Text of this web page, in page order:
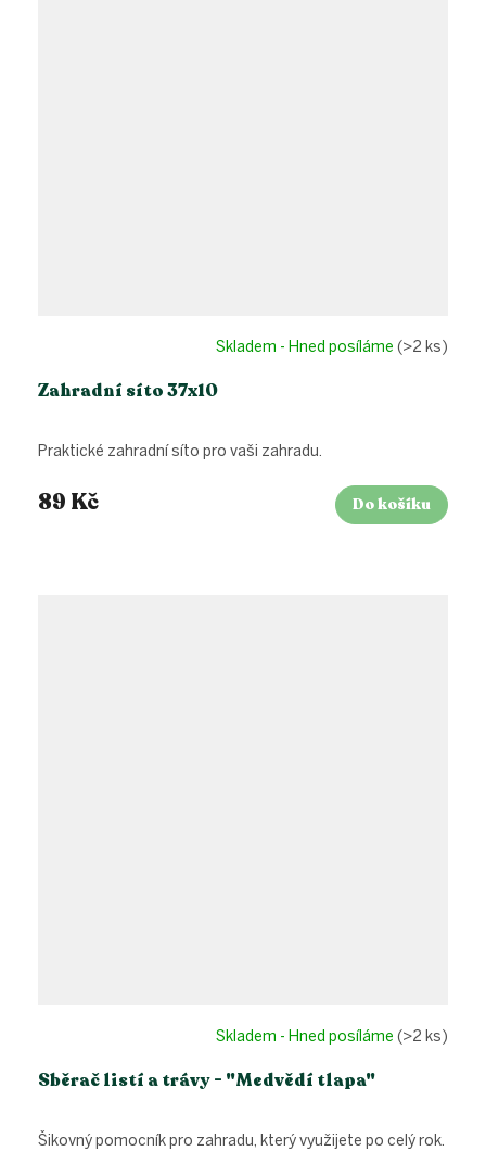
Zahradní síto 37x10
Skladem - Hned posíláme (>2 ks)
89 Kč Do košíku
Praktické zahradní síto pro vaši zahradu.
Sběrač listí a trávy - "Medvědí tlapa"
Skladem - Hned posíláme (>2 ks)
Šikovný pomocník pro zahradu, který využijete po celý rok.